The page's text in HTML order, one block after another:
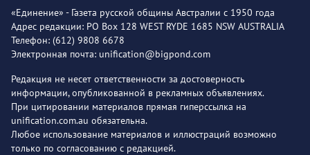
«Единение» - Газета русской общины Австралии с 1950 года
Адрес редакции: PO Box 128 WEST RYDE 1685 NSW AUSTRALIA
Телефон: (612) 9808 6678
Электронная почта: unification@bigpond.com
Редакция не несет ответственности за достоверность
информации, опубликованной в рекламных объявлениях.
При цитировании материалов прямая гиперссылка на
unification.com.au обязательна.
Любое использование материалов и иллюстраций возможно
только по согласованию с редакцией.